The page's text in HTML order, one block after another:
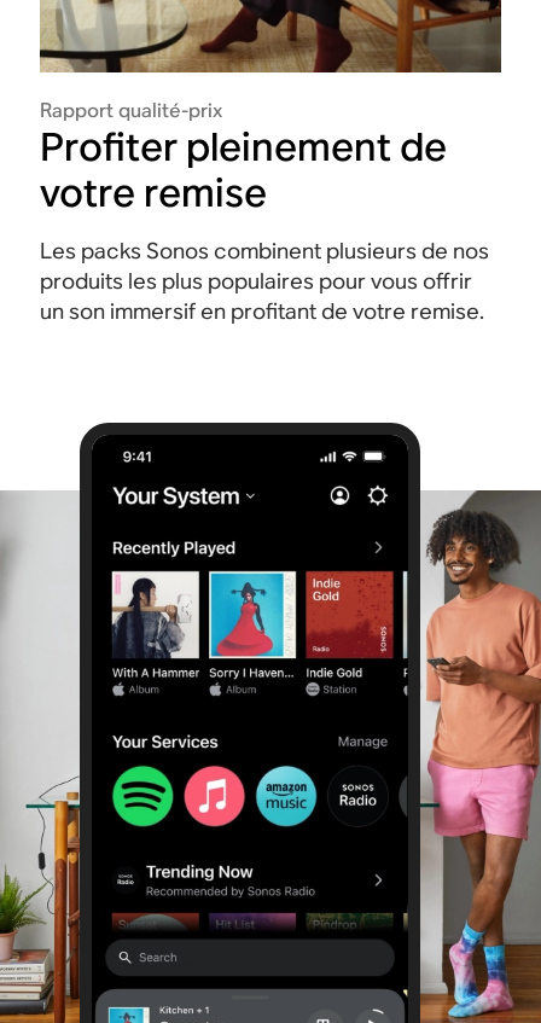
Rapport qualité-prix
Profiter pleinement de
votre remise
Les packs Sonos combinent plusieurs de nos
produits les plus populaires pour vous offrir
un son immersif en profitant de votre remise.